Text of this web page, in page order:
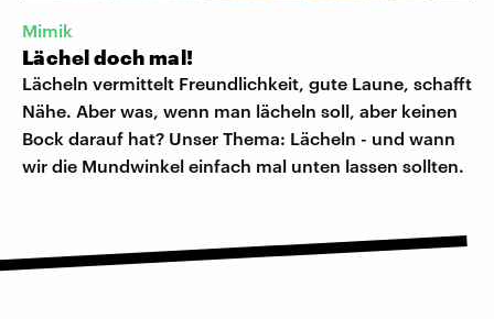
Mimik
Lächel doch mal!
Lächeln vermittelt Freundlichkeit, gute Laune, schafft
Nähe. Aber was, wenn man lächeln soll, aber keinen
Bock darauf hat? Unser Thema: Lächeln - und wann
wir die Mundwinkel einfach mal unten lassen sollten.